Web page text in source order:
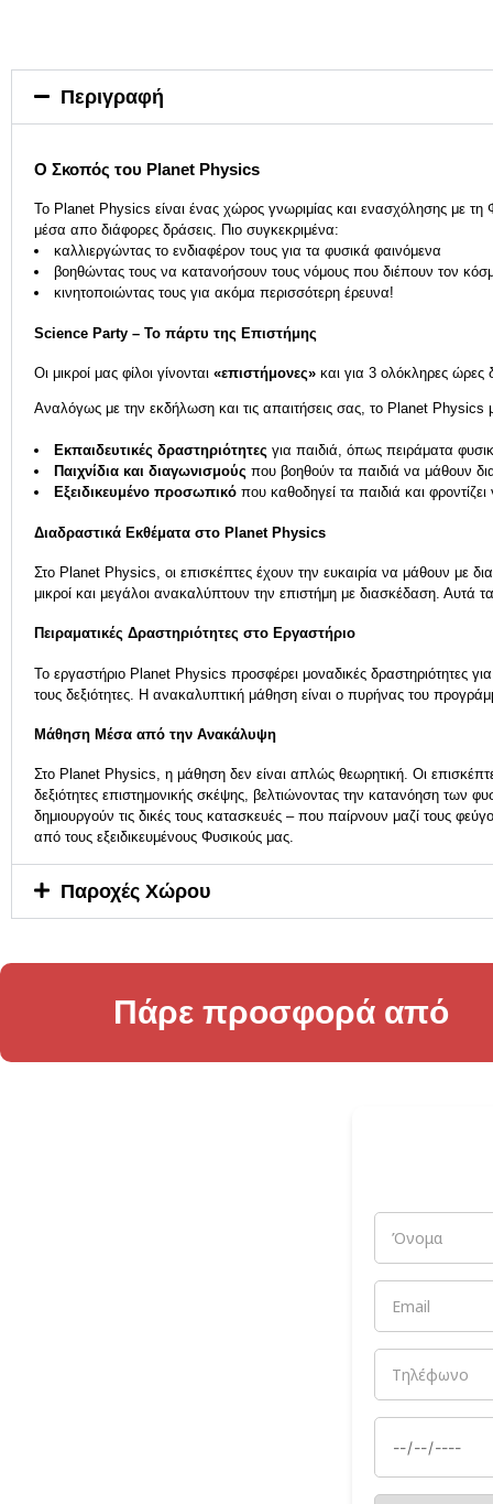
Περιγραφή
Ο Σκοπός του Planet Physics
To Planet Physics είναι ένας χώρος γνωριμίας και ενασχόλησης με
μέσα απο διάφορες δράσεις. Πιο συγκεκριμένα:
καλλιεργώντας το ενδιαφέρον τους για τα φυσικά φαινόμενα
βοηθώντας τους να κατανοήσουν τους νόμους που διέπουν τον
κινητοποιώντας τους για ακόμα περισσότερη έρευνα!
Science Party – Το πάρτυ της Επιστήμης
Οι μικροί μας φίλοι γίνονται «επιστήμονες» και για 3 ολόκληρες ώρες
Αναλόγως με την εκδήλωση και τις απαιτήσεις σας, το Planet Physics
Εκπαιδευτικές δραστηριότητες για παιδιά, όπως πειράματα
Παιχνίδια και διαγωνισμούς που βοηθούν τα παιδιά να μάθουν
Εξειδικευμένο προσωπικό που καθοδηγεί τα παιδιά και
Διαδραστικά Εκθέματα στο Planet Physics
Στο Planet Physics, οι επισκέπτες έχουν την ευκαιρία να μάθουν με
μικροί και μεγάλοι ανακαλύπτουν την επιστήμη με διασκέδαση. Αυτά
Πειραματικές Δραστηριότητες στο Εργαστήριο
Το εργαστήριο Planet Physics προσφέρει μοναδικές δραστηριότητες
τους δεξιότητες. Η ανακαλυπτική μάθηση είναι ο πυρήνας του
Μάθηση Μέσα από την Ανακάλυψη
Στο Planet Physics, η μάθηση δεν είναι απλώς θεωρητική. Οι
δεξιότητες επιστημονικής σκέψης, βελτιώνοντας την κατανόηση των
δημιουργούν τις δικές τους κατασκευές – που παίρνουν μαζί τους
από τους εξειδικευμένους Φυσικούς μας.
Παροχές Χώρου
Πάρε προσφορά από